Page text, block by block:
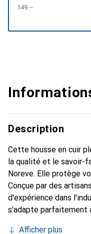
CHF
149.–
Description
Cette housse en cuir
la qualité et le savoir-
Noreve. Elle protège
Conçue par des
d'expérience dans
s'adapte parfaitement
Afficher plus